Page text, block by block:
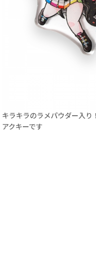
キラキラのラメパウダー入
アクキーです